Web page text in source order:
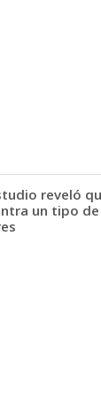
reveló
un tipo de